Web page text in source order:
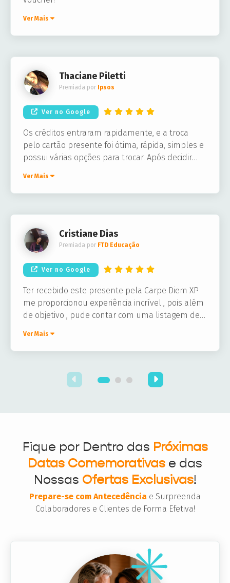
Ver Mais
Thaciane Piletti
Premiada por Ipsos
Ver no Google
Os créditos entraram rapidamente, e a troca
pelo cartão presente foi ótima, rápida, simples e
possui várias opções para trocar. Após decidir
funcionou normalmente na loja
Ver Mais
Cristiane Dias
Premiada por FTD Educação
Ver no Google
Ter recebido este presente pela Carpe Diem XP
me proporcionou experiência incrível , pois além
de objetivo , pude contar com uma listagem de
Ver Mais
Fique por Dentro das Próximas
Datas Comemorativas e das
Nossas Ofertas Exclusivas!
Prepare-se com Antecedência e Surpreenda
Colaboradores e Clientes de Forma Efetiva!